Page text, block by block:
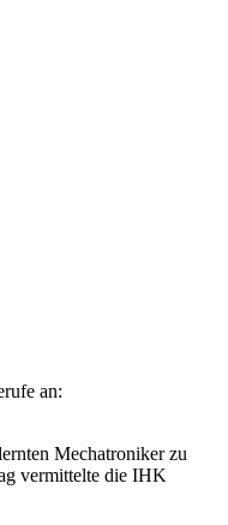
an:
Mechatroniker zu
vermittelte die IHK